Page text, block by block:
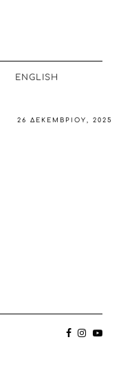
ENGLISH
26 ΔΕΚΕΜΒΡΊΟΥ, 2025